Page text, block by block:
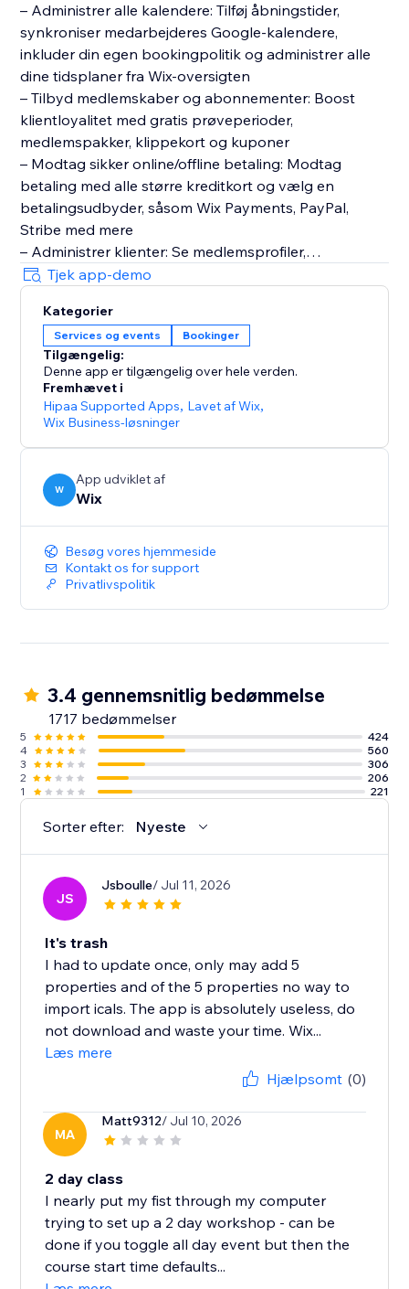
– Administrer alle kalendere: Tilføj åbningstider,
synkroniser medarbejderes Google-kalendere,
inkluder din egen bookingpolitik og administrer alle
dine tidsplaner fra Wix-oversigten
– Tilbyd medlemskaber og abonnementer: Boost
klientloyalitet med gratis prøveperioder,
medlemspakker, klippekort og kuponer
– Modtag sikker online/offline betaling: Modtag
betaling med alle større kreditkort og vælg en
betalingsudbyder, såsom Wix Payments, PayPal,
Stribe med mere
– Administrer klienter: Se medlemsprofiler,
bookinghistorik, betalingsstatus, noter med mere
– Send påmindelser på SMS og e-mail: Mind klienter
om kommende sessioner og abonnementer, der er
ved at udløbe, for at reducere udeblivelser
– Få en skræddersyet mobilapp: Lad klienter booke
og betale for services på farten, chatte med andre
medlemmer og holde sig opdaterede
– Følg din performance: Få detaljerede analyser om
din økonomi, medarbejderes performance og
klienters deltagelse
– Administrer på mobilen: Administrer din kalender,
Tjek app-demo
Kategorier
Services og events Bookinger
Tilgængelig:
Denne app er tilgængelig over hele verden.
Fremhævet i
Hipaa Supported Apps, Lavet af Wix,
Wix Business-løsninger
W
App udviklet af
Wix
Besøg vores hjemmeside
Kontakt os for support
Privatlivspolitik
3.4 gennemsnitlig bedømmelse
1717 bedømmelser
5
424
4
560
3
306
2
206
1
221
Sorter efter: Nyeste
JS
Jsboulle/ Jul 11, 2026
It's trash
I had to update once, only may add 5
properties and of the 5 properties no way to
import icals. The app is absolutely useless, do
not download and waste your time. Wix...
Læs mere
Hjælpsomt (0)
MA
Matt9312/ Jul 10, 2026
2 day class
I nearly put my fist through my computer
trying to set up a 2 day workshop - can be
done if you toggle all day event but then the
course start time defaults...